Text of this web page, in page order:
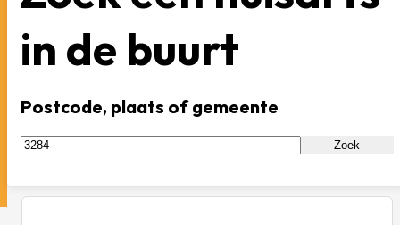
in de buurt
Postcode, plaats of gemeente
Zoek